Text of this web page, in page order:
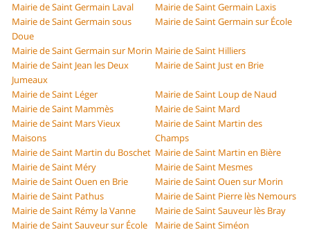
Mairie de Saint Germain Laval
Mairie de Saint Germain Laxis
Mairie de Saint Germain sous
Doue
Mairie de Saint Germain sur École
Mairie de Saint Germain sur Morin Mairie de Saint Hilliers
Mairie de Saint Jean les Deux
Jumeaux
Mairie de Saint Just en Brie
Mairie de Saint Léger
Mairie de Saint Loup de Naud
Mairie de Saint Mammès
Mairie de Saint Mard
Mairie de Saint Mars Vieux
Maisons
Mairie de Saint Martin des
Champs
Mairie de Saint Martin du Boschet Mairie de Saint Martin en Bière
Mairie de Saint Méry
Mairie de Saint Mesmes
Mairie de Saint Ouen en Brie
Mairie de Saint Ouen sur Morin
Mairie de Saint Pathus
Mairie de Saint Pierre lès Nemours
Mairie de Saint Rémy la Vanne
Mairie de Saint Sauveur lès Bray
Mairie de Saint Sauveur sur École
Mairie de Saint Siméon